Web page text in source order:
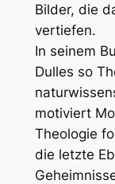
Bilder, die
vertiefen.
In seinem
Dulles so
motiviert
Theologie
die letzte